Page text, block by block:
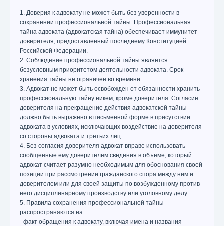
1. Доверия к адвокату не может быть без уверенности в
сохранении профессиональной тайны. Профессиональная
тайна адвоката (адвокатская тайна) обеспечивает иммунитет
доверителя, предоставленный последнему Конституцией
Российской Федерации.
2. Соблюдение профессиональной тайны является
безусловным приоритетом деятельности адвоката. Срок
хранения тайны не ограничен во времени.
3. Адвокат не может быть освобожден от обязанности хранить
профессиональную тайну никем, кроме доверителя. Согласие
доверителя на прекращение действия адвокатской тайны
должно быть выражено в письменной форме в присутствии
адвоката в условиях, исключающих воздействие на доверителя
со стороны адвоката и третьих лиц.
4. Без согласия доверителя адвокат вправе использовать
сообщенные ему доверителем сведения в объеме, который
адвокат считает разумно необходимым для обоснования своей
позиции при рассмотрении гражданского спора между ним и
доверителем или для своей защиты по возбужденному против
него дисциплинарному производству или уголовному делу.
5. Правила сохранения профессиональной тайны
распространяются на:
- факт обращения к адвокату, включая имена и названия